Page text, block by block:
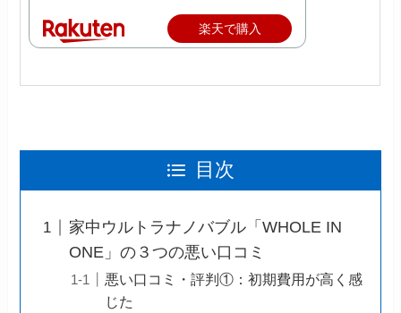
楽天で購入
目次
家中ウルトラナノバブル「WHOLE IN
ONE」の３つの悪い口コミ
悪い口コミ・評判①：初期費用が高く感
じた